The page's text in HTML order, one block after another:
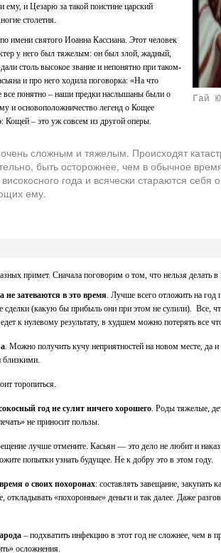
Гай
ему, и Цезарю за такой поистине царский
столетия.
имени святого Иоанна Кассиана. Этот человек
у него был тяжелым: он был злой, жадный,
столь высокое звание и непонятно при таком-
и про него ходила поговорка: «На что
все понятно – наши предки наслышаны были о
и основоположничество легенд о Кощее
Кощей – это уж совсем из другой оперы.
очень сложным и тяжелым. Происходят
быть осторожнее, чем в обычное
года и всячески стараются себя
ему.
примет. Сначала поговорим о том, что нельзя делать в
затеваются в это время. Лучше всего отложить на год
сделки (какую бы прибыль они при этом не сулили). Все,
к нулевому результату, в худшем можно потерять все
. Можно получить кучу неприятностей на новом месте, да и
близкими.
торопиться.
год не сулит ничего хорошего. Роды тяжелые,
не приносит пользы.
лучше отмените. Касьян — это дело не любит и
попытки узнать будущее. Не к добру это в этом году.
о своих похоронах: составлять завещание, закупать
откладывать «похоронные» деньги и так далее. Даже
– подхватить инфекцию в этот год не сложнее, чем в
осложнения.